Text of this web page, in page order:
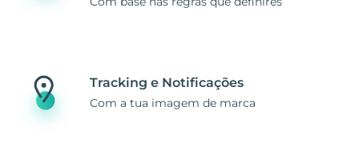
Tracking e Notificações
Com a tua imagem de marca